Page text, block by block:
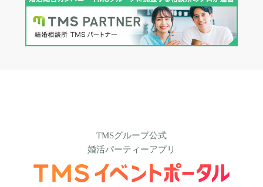
TMSグループ公式
婚活パーティーアプリ